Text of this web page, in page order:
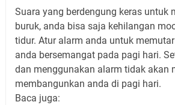
Suara yang berdengung keras
buruk, anda bisa saja kehilangan
tidur. Atur alarm anda untuk
anda bersemangat pada pagi hari.
dan menggunakan alarm tidak akan
membangunkan anda di pagi hari.
Baca juga: